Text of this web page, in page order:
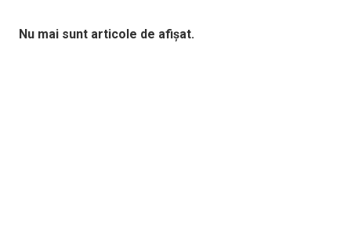
Nu mai sunt articole de afișat.